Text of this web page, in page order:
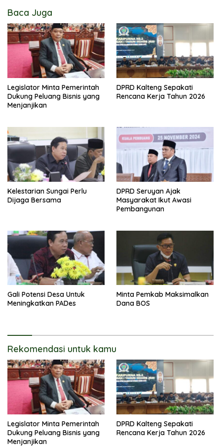
Baca Juga
Legislator Minta Pemerintah
Dukung Peluang Bisnis yang
Menjanjikan
DPRD Kalteng Sepakati
Rencana Kerja Tahun 2026
Kelestarian Sungai Perlu
Dijaga Bersama
DPRD Seruyan Ajak
Masyarakat Ikut Awasi
Pembangunan
Gali Potensi Desa Untuk
Meningkatkan PADes
Minta Pemkab Maksimalkan
Dana BOS
Rekomendasi untuk kamu
Legislator Minta Pemerintah
Dukung Peluang Bisnis yang
Menjanjikan
DPRD Kalteng Sepakati
Rencana Kerja Tahun 2026